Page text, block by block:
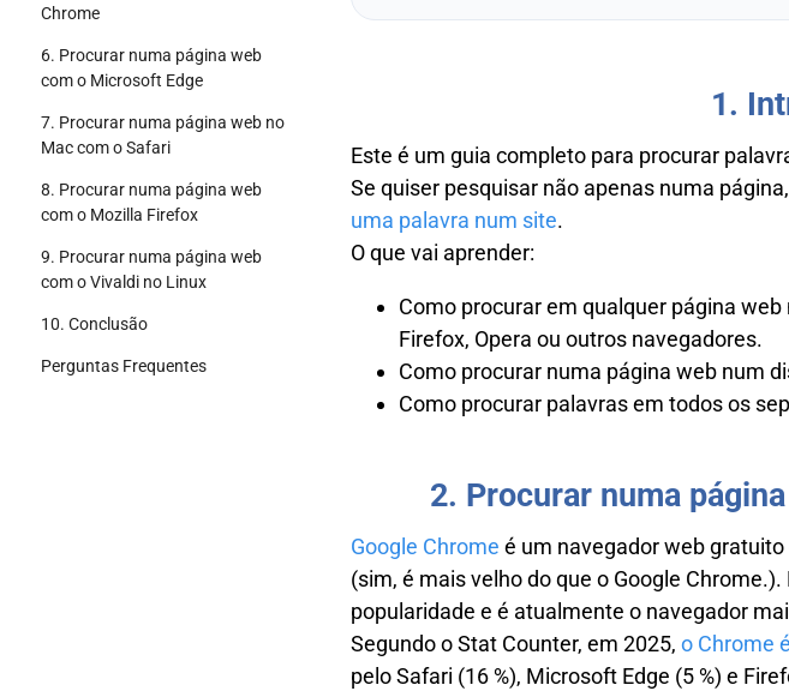
Chrome
6. Procurar numa página web
com o Microsoft Edge
7. Procurar numa página web no
Mac com o Safari
8. Procurar numa página web
com o Mozilla Firefox
9. Procurar numa página web
com o Vivaldi no Linux
10. Conclusão
Perguntas Frequentes
1.
Este é um guia completo para procurar
Se quiser pesquisar não apenas numa
uma palavra num site.
O que vai aprender:
Como procurar em qualquer página
Firefox, Opera ou outros navegadores.
Como procurar numa página web num
Como procurar palavras em todos os
2. Procurar numa
Google Chrome é um navegador web
(sim, é mais velho do que o Google
popularidade e é atualmente o navegador
Segundo o Stat Counter, em 2025, o Chrome
pelo Safari (16 %), Microsoft Edge (5 %) e